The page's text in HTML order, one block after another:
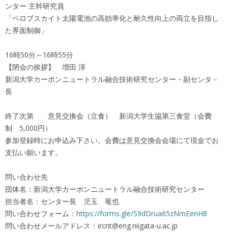
ンター 主幹研究員
「ペロブスカイト太陽電池の高効率化と耐久性向上の両立を目指し
た界面制御」
16時50分～16時55分
【閉会の挨拶】 増田 淳
新潟大学カーボンニュートラル融合技術研究センター・副センタ－
長
終了次第 意見交換会（立食） 新潟大学生協第三食堂（会費
制 5,000円）
参加登録時にお申込み下さい。会費は意見交換会会場にて現金でお
支払い願います。
問い合わせ先
団体名：新潟大学カーボンニュートラル融合技術研究センター
担当者名：センター長 児玉 竜也
問い合わせフォーム： https://forms.gle/S9dDrua65zNmEenH8
問い合わせメールアドレス：ircnt@eng.niigata-u.ac.jp